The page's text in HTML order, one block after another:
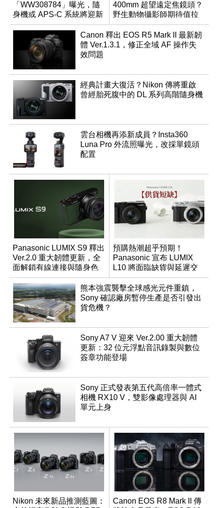
「WW308784」曝光，隨
身機或 APS-C 系統將迎新
成員？
400mm 超望遠定焦鏡頭？
野生動物攝影師期待值拉
滿
Canon 釋出 EOS R5 Mark II 最新韌
體 Ver.1.3.1，修正全域 AF 操作失
效問題
經典計畫大復活？Nikon 傳將重啟
曾經胎死腹中的 DL 系列高階隨身機
雲台相機再添新成員？Insta360
Luna Pro 外流照曝光，改採單鏡頭
配置
Panasonic LUMIX S9 釋出
Ver.2.0 重大韌體更新，全
面解鎖有線連接與隨身色
調編輯
預購熱潮超乎預期！
Panasonic 宣布 LUMIX
L10 將面臨缺貨與延遲交
貨時間
熊本強震襲擊全球感光元件重鎮，
Sony 確認廠房暫停生產是否引發出
貨危機？
Sony A7 V 迎來 Ver.2.00 重大韌體
更新：32 位元浮點音訊錄製與數位
簽章功能登場
Sony 正式發表第五代高倍率一體式
相機 RX10 V，雙影像處理器與 AI
單元上身
Nikon 未來新品推測藍圖：
Canon EOS R8 Mark II 傳